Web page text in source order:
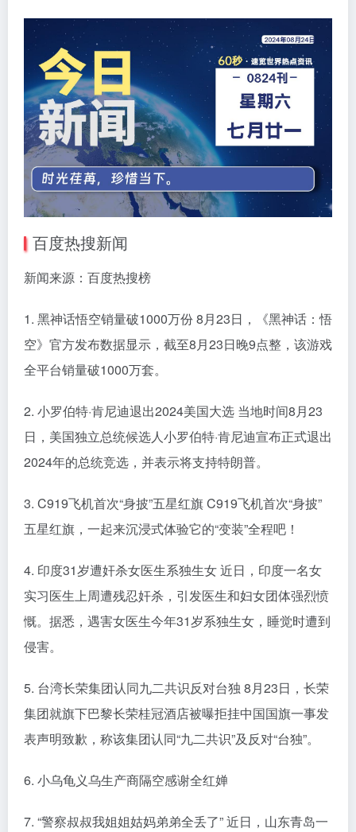
百度热搜新闻
新闻来源：百度热搜榜
1. 黑神话悟空销量破1000万份 8月23日，《黑神话：悟
空》官方发布数据显示，截至8月23日晚9点整，该游戏
全平台销量破1000万套。
2. 小罗伯特·肯尼迪退出2024美国大选 当地时间8月23
日，美国独立总统候选人小罗伯特·肯尼迪宣布正式退出
2024年的总统竞选，并表示将支持特朗普。
3. C919飞机首次“身披”五星红旗 C919飞机首次“身披”
五星红旗，一起来沉浸式体验它的“变装”全程吧！
4. 印度31岁遭奸杀女医生系独生女 近日，印度一名女
实习医生上周遭残忍奸杀，引发医生和妇女团体强烈愤
慨。据悉，遇害女医生今年31岁系独生女，睡觉时遭到
侵害。
5. 台湾长荣集团认同九二共识反对台独 8月23日，长荣
集团就旗下巴黎长荣桂冠酒店被曝拒挂中国国旗一事发
表声明致歉，称该集团认同“九二共识”及反对“台独”。
6. 小乌龟义乌生产商隔空感谢全红婵
7. “警察叔叔我姐姐姑妈弟弟全丢了” 近日，山东青岛一